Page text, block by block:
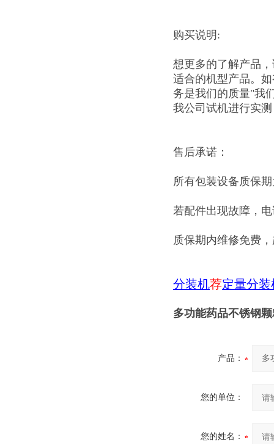
购买说明:
想更多的了解产品
适合的机型产品。
务是我们的质量"我
我公司试机进行实
售后承诺：
所有包装设备质保
若配件出现故障，
质保期内维修免费
分装机荐定量分装
多功能药品不锈钢
产品：
您的单位：
您的姓名：